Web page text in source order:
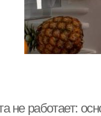
не работает: